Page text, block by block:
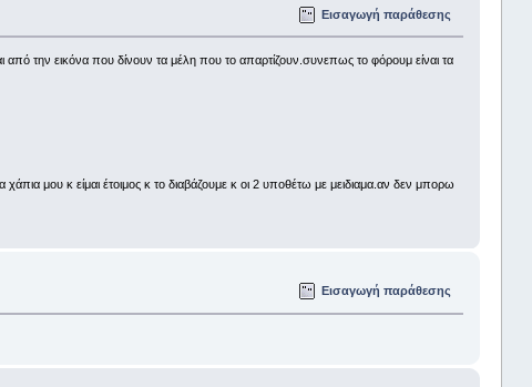
Εισαγωγή παράθεσης
την εικόνα που δίνουν τα μέλη που το απαρτίζουν.συνεπως το φόρουμ είναι τα
μου κ είμαι έτοιμος κ το διαβάζουμε κ οι 2 υποθέτω με μειδιαμα.αν δεν μπορω
Εισαγωγή παράθεσης